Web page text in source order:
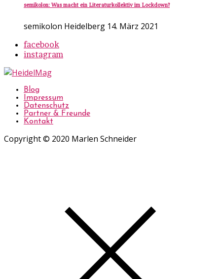
semikolon: Was macht ein Literaturkollektiv im Lockdown?
semikolon Heidelberg 14. März 2021
facebook
instagram
Blog
Impressum
Datenschutz
Partner & Freunde
Kontakt
Copyright © 2020 Marlen Schneider